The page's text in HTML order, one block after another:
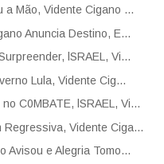
a Mão, Vidente Cigano ...
Anuncia Destino, E...
lSRAEL, Vi...
Lula, Vidente Cig...
C0MBATE, lSRAEL, Vi...
Regressiva, Vidente Ciga...
Avisou e Alegria Tomo...